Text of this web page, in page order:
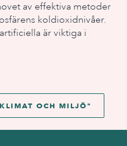
av effektiva metoder
koldioxidnivåer.
är viktiga i
KLIMAT OCH MILJÖ "